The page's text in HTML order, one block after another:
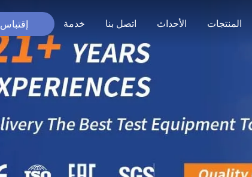
المنتجات الأحداث اتصل بنا خدمة إقتباس